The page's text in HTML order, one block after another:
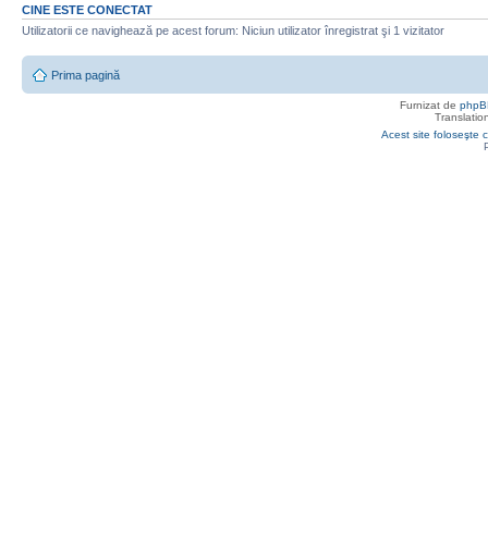
CINE ESTE CONECTAT
Utilizatorii ce navighează pe acest forum: Niciun utilizator înregistrat şi 1 vizitator
Prima pagină
Furnizat de
Acest site foloseşte